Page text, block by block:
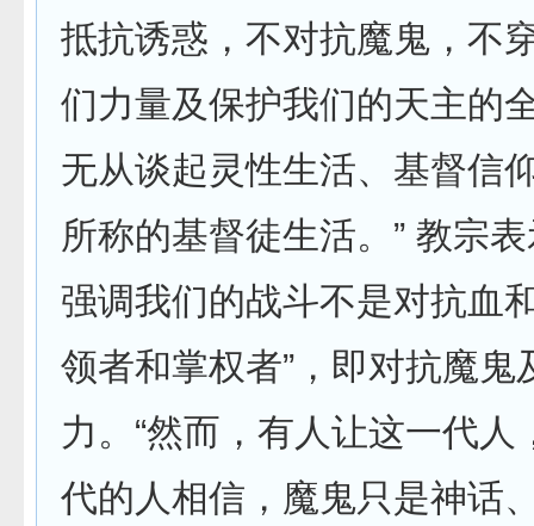
抵抗诱惑，不对抗魔鬼，不
们力量及保护我们的天主的
无从谈起灵性生活、基督信
所称的基督徒生活。” 教宗
强调我们的战斗不是对抗血
领者和掌权者”，即对抗魔鬼
力。“然而，有人让这一代人
代的人相信，魔鬼只是神话